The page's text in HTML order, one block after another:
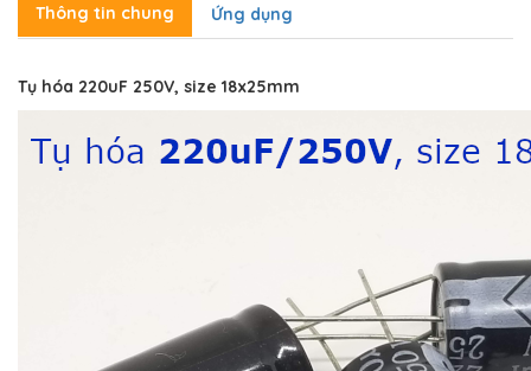
Thông tin chung
Ứng dụng
Tụ hóa 220uF 250V, size 18x25mm